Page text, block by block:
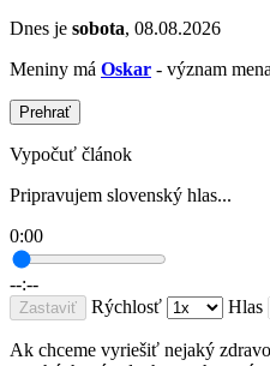
Dnes je sobota, 08.08.2026
Meniny má Oskar - význam
Prehrať
Vypočuť článok
Pripravujem slovenský hlas...
0:00
--:--
Zastaviť Rýchlosť Hlas
Ak chceme vyriešiť nejaký